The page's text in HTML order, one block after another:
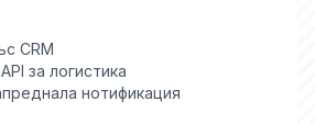
CRM
за логистика
нотификация